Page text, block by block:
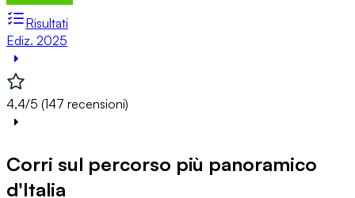
Risultati
Ediz. 2025
4,4/5 (147 recensioni)
Corri sul percorso più panoramico
d'Italia